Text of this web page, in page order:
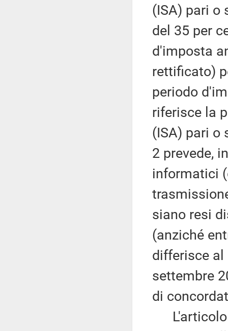
(ISA) pari o
del 35 per
d'imposta
rettificato)
periodo
riferisce la
(ISA) pari o
2 prevede,
informatici
siano resi
(anziché
differisce al
settembre
di
L'articolo